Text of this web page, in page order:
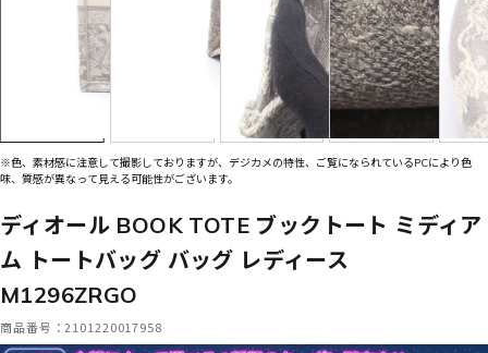
※色、素材感に注意して撮影しておりますが、デジカメの特性、ご覧になられているPCにより色
味、質感が異なって見える可能性がございます。
ディオール BOOK TOTE ブックトート ミディア
ム トートバッグ バッグ レディース
M1296ZRGO
商品番号：2101220017958